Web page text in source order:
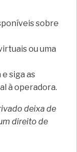
sobre
ou uma
siga as
à operadora.
deixa de
direito de